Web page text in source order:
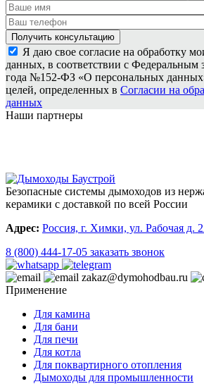
Я даю свое согласие на обработку
данных, в соответствии с Федеральным
года №152-ФЗ «О персональных
целей, определенных в Согласии на
данных
Наши партнеры
Безопасные системы дымоходов из
керамики с доставкой по всей России
Адрес: Россия, г. Химки, ул. Рабочая д.
8 (800) 444-17-05 заказать звонок
zakaz@dymohodbau.ru
Применение
Для камина
Для бани
Для печи
Для котла
Для поквартирного отопления
Дымоходы для промышленности